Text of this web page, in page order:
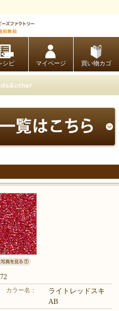
シピ マイページ 買い物カゴ
カラー名：
ライトレッドスキ
AB